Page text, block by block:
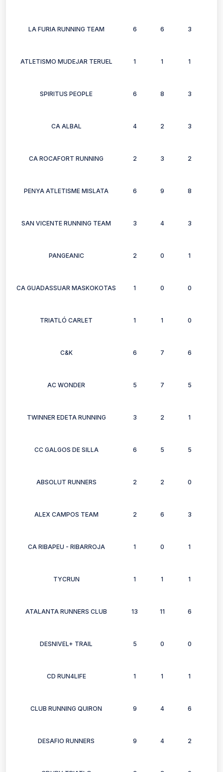
LA FURIA RUNNING TEAM 6 6 3
ATLETISMO MUDEJAR TERUEL 1 1 1
SPIRITUS PEOPLE 6 8 3
CA ALBAL 4 2 3
CA ROCAFORT RUNNING 2 3 2
PENYA ATLETISME MISLATA 6 9 8
SAN VICENTE RUNNING TEAM 3 4 3
PANGEANIC 2 0 1
CA GUADASSUAR MASKOKOTAS 1 0 0
TRIATLÓ CARLET 1 1 0
C&K 6 7 6
AC WONDER 5 7 5
TWINNER EDETA RUNNING 3 2 1
CC GALGOS DE SILLA 6 5 5
ABSOLUT RUNNERS 2 2 0
ALEX CAMPOS TEAM 2 6 3
CA RIBAPEU - RIBARROJA 1 0 1
TYCRUN 1 1 1
ATALANTA RUNNERS CLUB 13 11 6
DESNIVEL+ TRAIL 5 0 0
CD RUN4LIFE 1 1 1
CLUB RUNNING QUIRON 9 4 6
DESAFIO RUNNERS 9 4 2